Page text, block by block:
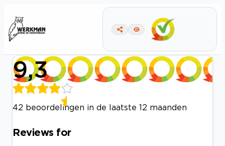
9,3
42 beoordelingen in de laatste 12 maanden
Reviews for